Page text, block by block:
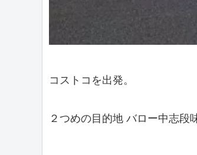
コストコを出発。
２つめの目的地 バロー中志段